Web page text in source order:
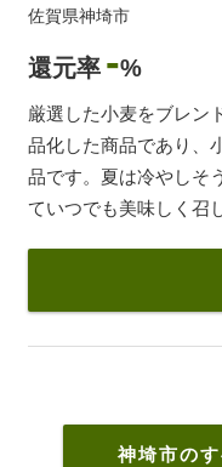
佐賀県神埼市
還元率 -%
厳選した小麦をブレン
品化した商品であり、
品です。夏は冷やしそ
ていつでも美味しく召
神埼市の